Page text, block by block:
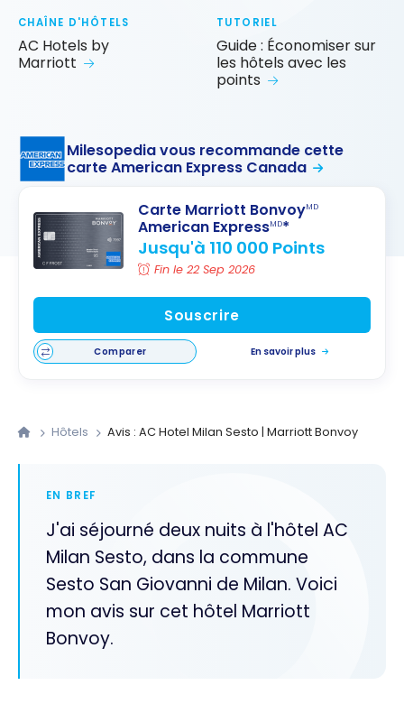
CHAÎNE D'HÔTELS
AC Hotels by
Marriott
TUTORIEL
Guide : Économiser sur
les hôtels avec les
points
Milesopedia vous recommande cette
carte American Express Canada
Carte Marriott BonvoyMD
American ExpressMD*
Jusqu'à 110 000 Points
Fin le 22 Sep 2026
Souscrire
Comparer En savoir plus
Hôtels Avis : AC Hotel Milan Sesto | Marriott Bonvoy
EN BREF
J'ai séjourné deux nuits à l'hôtel AC
Milan Sesto, dans la commune
Sesto San Giovanni de Milan. Voici
mon avis sur cet hôtel Marriott
Bonvoy.